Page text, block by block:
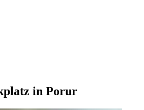
in Porur